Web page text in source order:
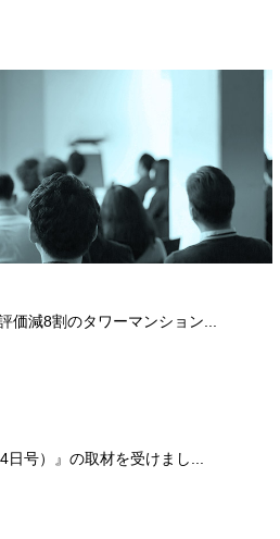
価減8割のタワーマンション...
日号）』の取材を受けまし...